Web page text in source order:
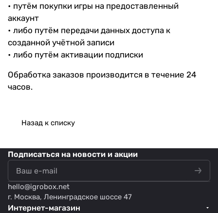
• путём покупки игры на предоставленный
аккаунт
• либо путём передачи данных доступа к
созданной учётной записи
• либо путём активации подписки
Обработка заказов производится в течение 24
часов.
Назад к списку
Подписаться на новости и акции
hello@igrobox.net
г. Москва, Ленинградское шоссе 47
Интернет-магазин